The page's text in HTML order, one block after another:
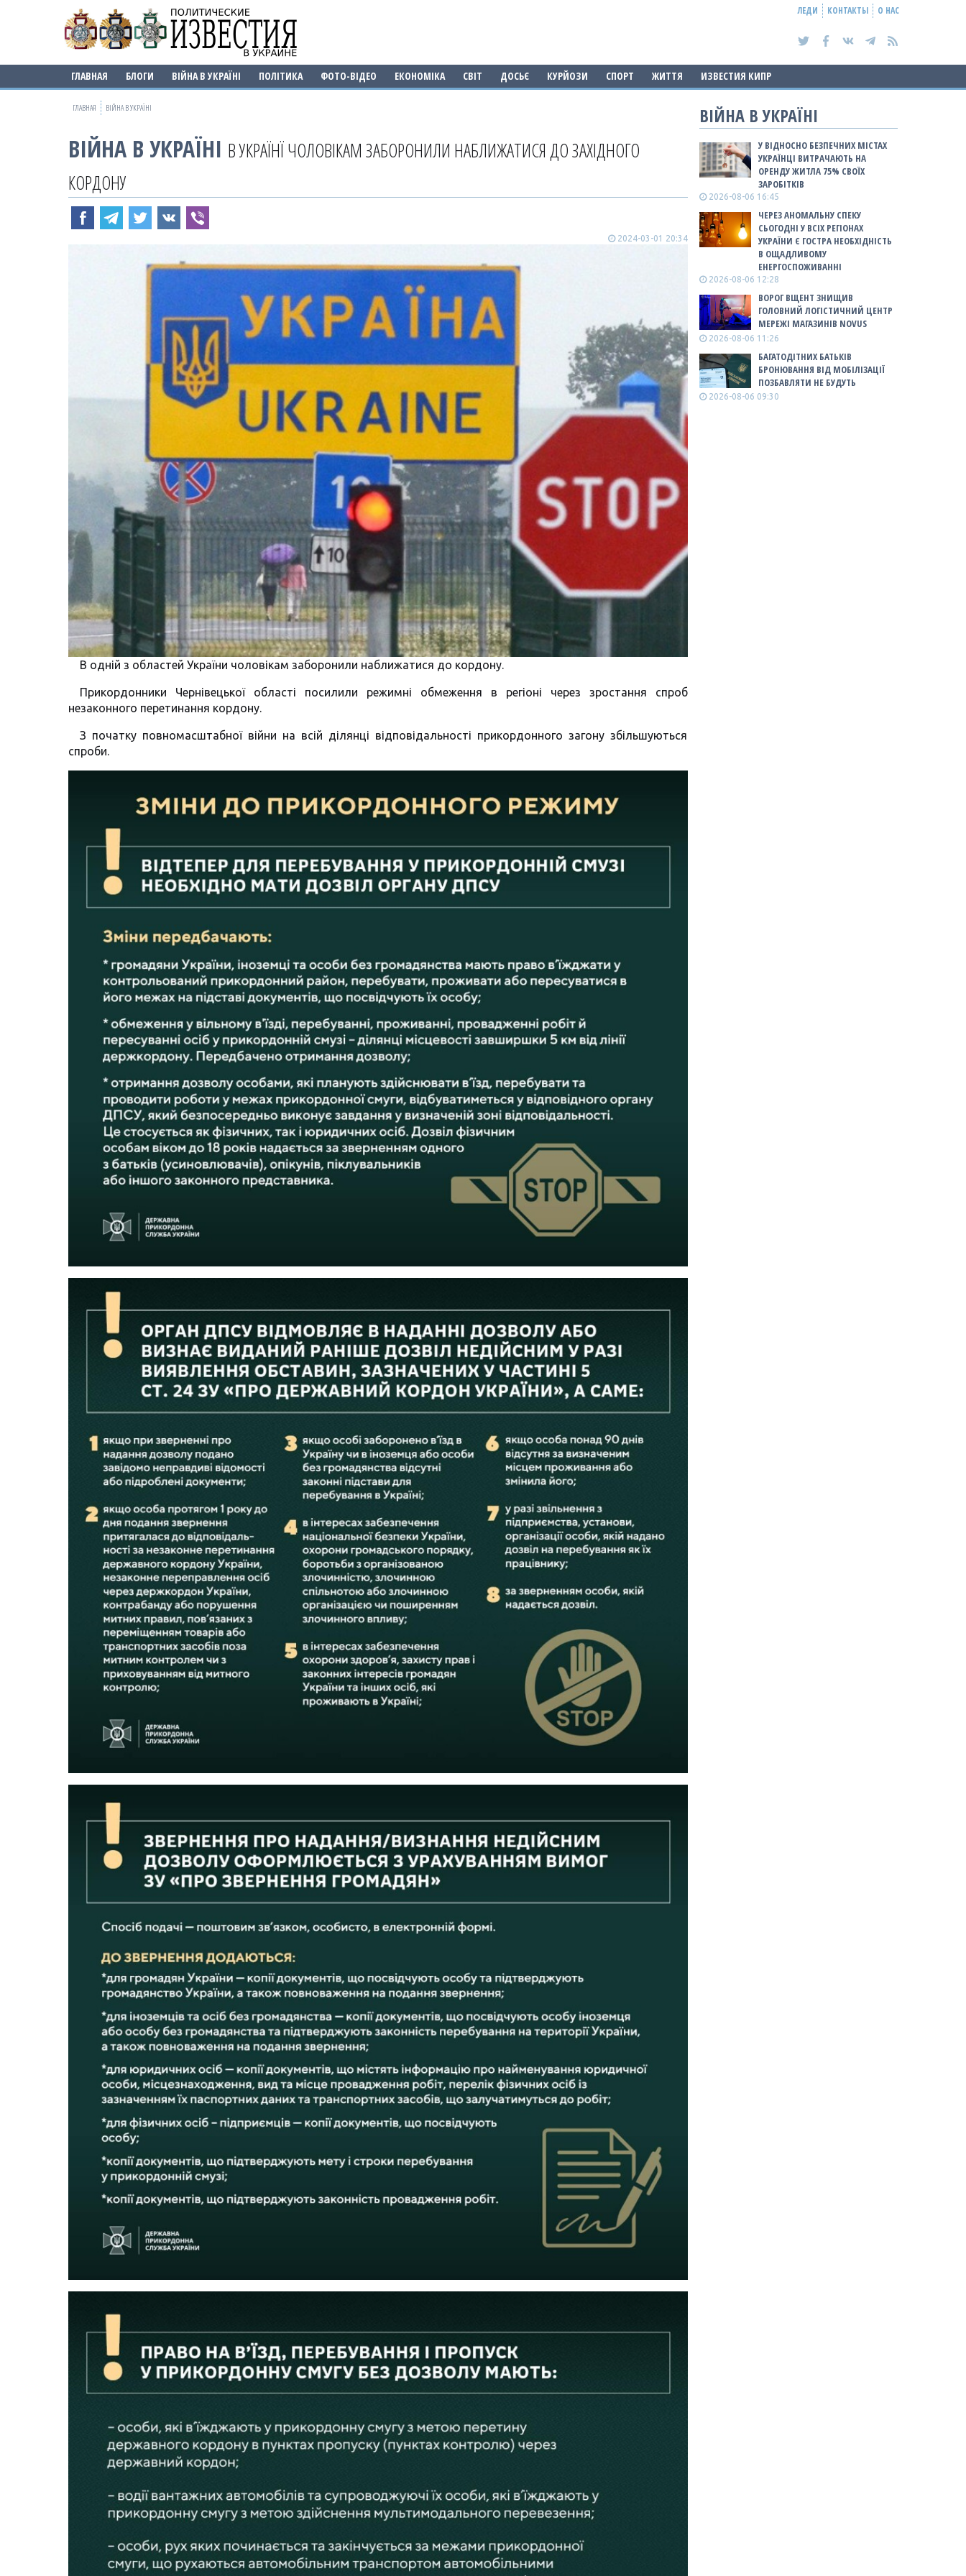
ЛЕДИ КОНТАКТЫ О НАС
ГЛАВНАЯ БЛОГИ ВІЙНА В УКРАЇНІ ПОЛІТИКА ФОТО-ВІДЕО ЕКОНОМІКА СВІТ ДОСЬЄ КУРЙОЗИ СПОРТ ЖИТТЯ ИЗВЕСТИЯ КИПР
ГЛАВНАЯ ВІЙНА В УКРАЇНІ
ВІЙНА В УКРАЇНІ В УКРАЇНЇ ЧОЛОВІКАМ ЗАБОРОНИЛИ НАБЛИЖАТИСЯ ДО ЗАХІДНОГО
КОРДОНУ
2024-03-01 20:34
В одній з областей України чоловікам заборонили наближатися до кордону.
Прикордонники Чернівецької області посилили режимні обмеження в регіоні через зростання спроб
незаконного перетинання кордону.
З початку повномасштабної війни на всій ділянці відповідальності прикордонного загону збільшуються
спроби.
ВІЙНА В УКРАЇНІ
У ВІДНОСНО БЕЗПЕЧНИХ МІСТАХ
УКРАЇНЦІ ВИТРАЧАЮТЬ НА
ОРЕНДУ ЖИТЛА 75% СВОЇХ
ЗАРОБІТКІВ
2026-08-06 16:45
ЧЕРЕЗ АНОМАЛЬНУ СПЕКУ
СЬОГОДНІ У ВСІХ РЕГІОНАХ
УКРАЇНИ Є ГОСТРА НЕОБХІДНІСТЬ
В ОЩАДЛИВОМУ
ЕНЕРГОСПОЖИВАННІ
2026-08-06 12:28
ВОРОГ ВЩЕНТ ЗНИЩИВ
ГОЛОВНИЙ ЛОГІСТИЧНИЙ ЦЕНТР
МЕРЕЖІ МАГАЗИНІВ NOVUS
2026-08-06 11:26
БАГАТОДІТНИХ БАТЬКІВ
БРОНЮВАННЯ ВІД МОБІЛІЗАЦІЇ
ПОЗБАВЛЯТИ НЕ БУДУТЬ
2026-08-06 09:30